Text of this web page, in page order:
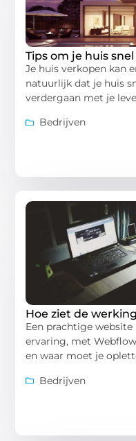
Tips om je huis
Je huis verkopen kan
natuurlijk dat je huis
verdergaan met je
Bedrijven
Hoe ziet de
Een prachtige
ervaring, met
en waar moet je
Bedrijven